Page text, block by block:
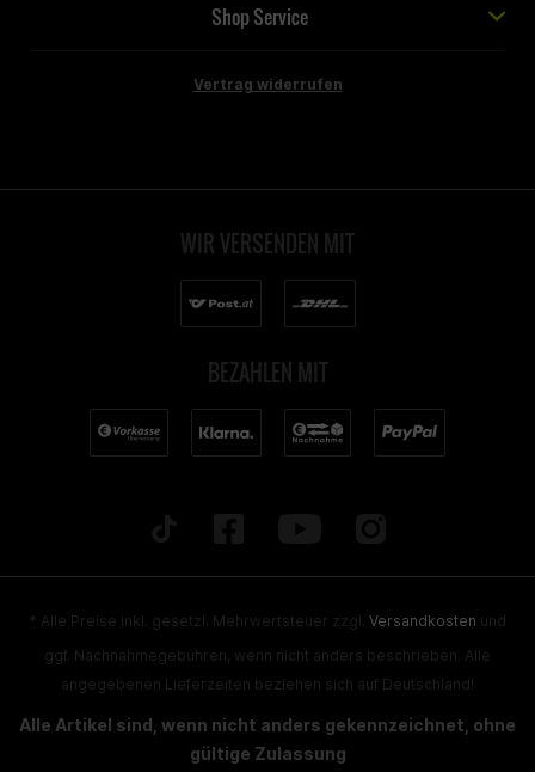
Shop Service
Vertrag widerrufen
WIR VERSENDEN MIT
BEZAHLEN MIT
* Alle Preise inkl. gesetzl. Mehrwertsteuer zzgl. Versandkosten und
ggf. Nachnahmegebühren, wenn nicht anders beschrieben. Alle
angegebenen Lieferzeiten beziehen sich auf Deutschland!
Alle Artikel sind, wenn nicht anders gekennzeichnet, ohne
gültige Zulassung